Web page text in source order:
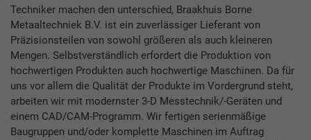
Techniker machen den unterschied, Braakhuis Borne
Metaaltechniek B.V. ist ein zuverlässiger Lieferant von
Präzisionsteilen von sowohl größeren als auch kleineren
Mengen. Selbstverständlich erfordert die Produktion von
hochwertigen Produkten auch hochwertige Maschinen. Da für
uns vor allem die Qualität der Produkte im Vordergrund steht,
arbeiten wir mit modernster 3-D Messtechnik/-Geräten und
einem CAD/CAM-Programm. Wir fertigen serienmäßige
Baugruppen und/oder komplette Maschinen im Auftrag